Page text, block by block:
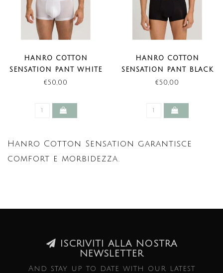
HANRO COTTON
SENSATION PANT WHITE
€50,00
HANRO COTTON
SENSATION PANT BLACK
€50,00
Hanro Cotton Sensation garantisce
comfort e morbidezza.
ISCRIVITI ALLA NOSTRA
NEWSLETTER
And stay up to date with our latest